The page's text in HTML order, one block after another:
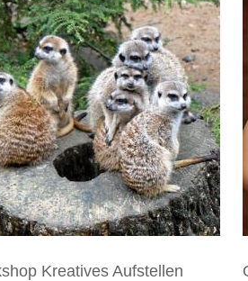
Kreatives Aufstellen